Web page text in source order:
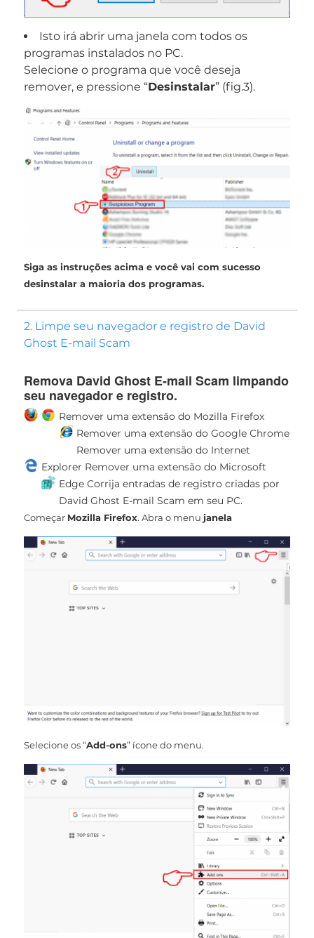
Isto irá abrir uma janela com todos os
programas instalados no PC.
Selecione o programa que você deseja
remover, e pressione “Desinstalar” (fig.3).
Siga as instruções acima e você vai com sucesso
desinstalar a maioria dos programas.
2. Limpe seu navegador e registro de David
Ghost E-mail Scam
Remova David Ghost E-mail Scam limpando
seu navegador e registro.
Remover uma extensão do Mozilla Firefox
Remover uma extensão do Google Chrome
Remover uma extensão do Internet
Explorer Remover uma extensão do Microsoft
EdgeCorrija entradas de registro criadas por
David Ghost E-mail Scam em seu PC.
Começar Mozilla Firefox. Abra o menu janela
Selecione os “Add-ons” ícone do menu.